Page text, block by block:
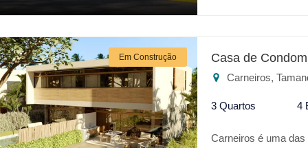
lazer ou para
Em Construção Casa de
Carneiros,
3 Quartos 4
Carneiros é uma